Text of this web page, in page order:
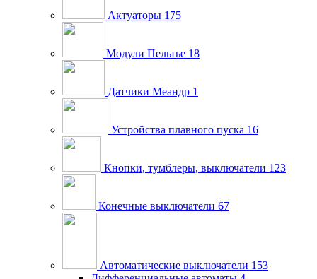
Актуаторы 175
Модули Пельтье 18
Датчики Меандр 1
Устройства плавного пуска 16
Кнопки, тумблеры, выключатели 123
Конечные выключатели 67
Автоматические выключатели 153